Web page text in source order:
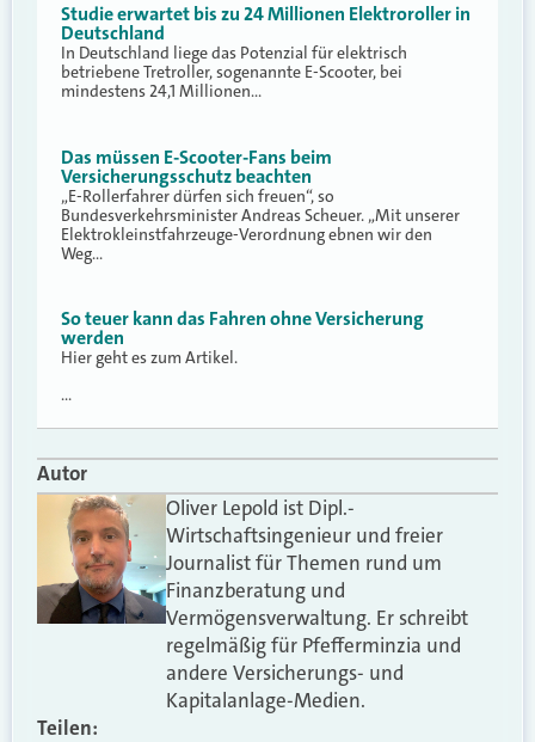
Studie erwartet bis zu 24 Millionen Elektroroller in
Deutschland
In Deutschland liege das Potenzial für elektrisch
betriebene Tretroller, sogenannte E-Scooter, bei
mindestens 24,1 Millionen…
Das müssen E-Scooter-Fans beim
Versicherungsschutz beachten
„E-Rollerfahrer dürfen sich freuen“, so
Bundesverkehrsminister Andreas Scheuer. „Mit unserer
Elektrokleinstfahrzeuge-Verordnung ebnen wir den
Weg…
So teuer kann das Fahren ohne Versicherung
werden
Hier geht es zum Artikel.
…
Autor
Oliver Lepold ist Dipl.-
Wirtschaftsingenieur und freier
Journalist für Themen rund um
Finanzberatung und
Vermögensverwaltung. Er schreibt
regelmäßig für Pfefferminzia und
andere Versicherungs- und
Kapitalanlage-Medien.
Teilen: